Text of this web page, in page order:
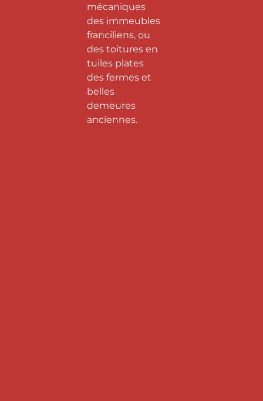
mécaniques
des immeubles
franciliens, ou
des toitures en
tuiles plates
des fermes et
belles
demeures
anciennes.